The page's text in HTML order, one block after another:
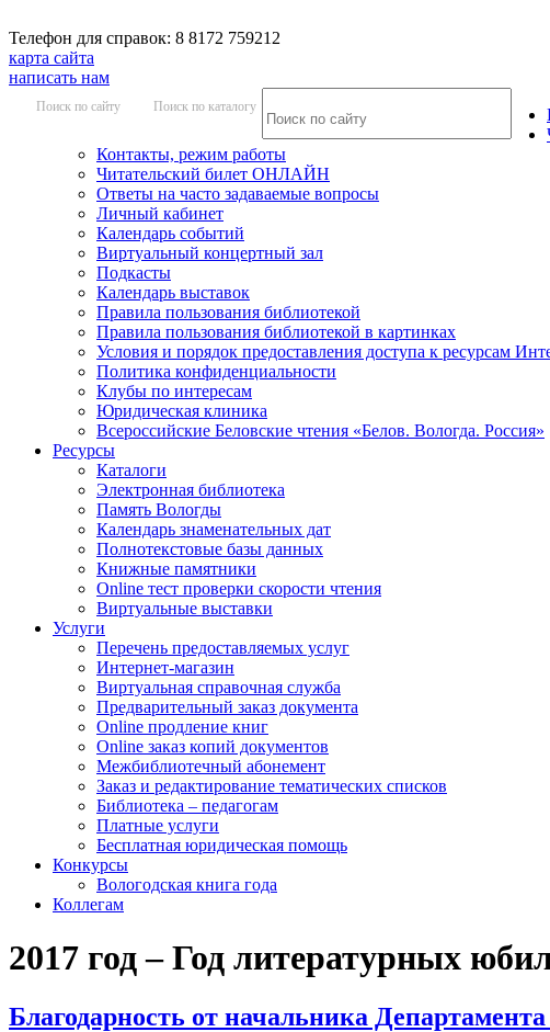
Телефон для справок: 8 8172 759212
карта сайта
написать нам
Поиск по сайту Поиск по каталогу
Контакты, режим работы
Читательский билет ОНЛАЙН
Ответы на часто задаваемые вопросы
Личный кабинет
Календарь событий
Виртуальный концертный зал
Подкасты
Календарь выставок
Правила пользования библиотекой
Правила пользования библиотекой в картинках
Условия и порядок предоставления доступа к ресурсам
Политика конфиденциальности
Клубы по интересам
Юридическая клиника
Всероссийские Беловские чтения «Белов. Вологда. Россия»
Ресурсы
Каталоги
Электронная библиотека
Память Вологды
Календарь знаменательных дат
Полнотекстовые базы данных
Книжные памятники
Online тест проверки скорости чтения
Виртуальные выставки
Услуги
Перечень предоставляемых услуг
Интернет-магазин
Виртуальная справочная служба
Предварительный заказ документа
Online продление книг
Online заказ копий документов
Межбиблиотечный абонемент
Заказ и редактирование тематических списков
Библиотека – педагогам
Платные услуги
Бесплатная юридическая помощь
Конкурсы
Вологодская книга года
Коллегам
2017 год – Год литературных
Благодарность от начальника